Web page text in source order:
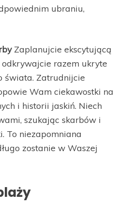
ubraniu,
Zaplanujcie ekscytującą
razem ukryte
świata. Zatrudnijcie
Wam ciekawostki na
i historii jaskiń. Niech
szukając skarbów i
To niezapomniana
zostanie w Waszej